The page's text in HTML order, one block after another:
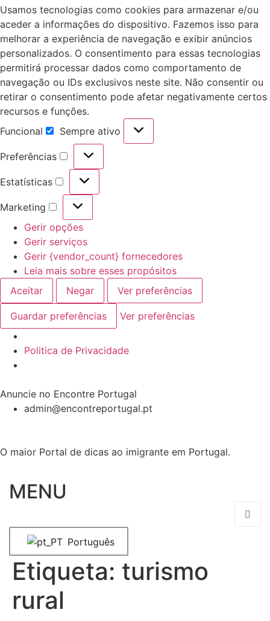
Usamos tecnologias como cookies para armazenar e/ou
aceder a informações do dispositivo. Fazemos isso para
melhorar a experiência de navegação e exibir anúncios
personalizados. O consentimento para essas tecnologias
permitirá processar dados como comportamento de
navegação ou IDs exclusivos neste site. Não consentir ou
retirar o consentimento pode afetar negativamente certos
recursos e funções.
Funcional
Sempre ativo
Preferências
Estatísticas
Marketing
Gerir opções
Gerir serviços
Gerir {vendor_count} fornecedores
Leia mais sobre esses propósitos
Aceitar
Negar Ver preferências
Guardar preferências Ver preferências
Politica de Privacidade
Anuncie no Encontre Portugal
admin@encontreportugal.pt
O maior Portal de dicas ao imigrante em Portugal.
MENU
Português
Etiqueta: turismo
rural